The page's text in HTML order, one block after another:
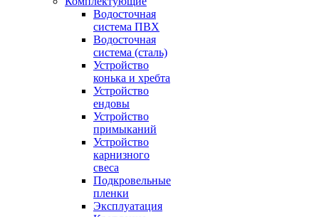
Водосточная
система ПВХ
Водосточная
система (сталь)
Устройство
конька и хребта
Устройство
ендовы
Устройство
примыканий
Устройство
карнизного
свеса
Подкровельные
пленки
Эксплуатация